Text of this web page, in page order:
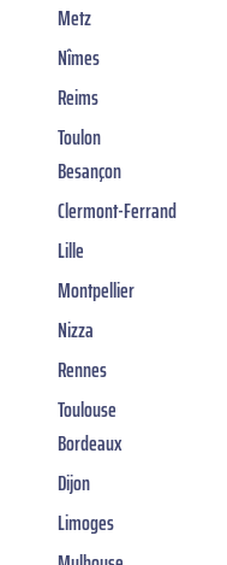
Metz
Nîmes
Reims
Toulon
Besançon
Clermont-Ferrand
Lille
Montpellier
Nizza
Rennes
Toulouse
Bordeaux
Dijon
Limoges